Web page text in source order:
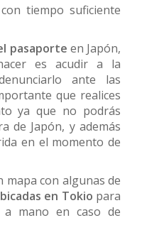
tiempo suficiente
pasaporte en Japón,
es acudir a la
ante las
que realices
ya que no podrás
de Japón, y además
en el momento de
mapa con algunas de
en Tokio para
a mano en caso de